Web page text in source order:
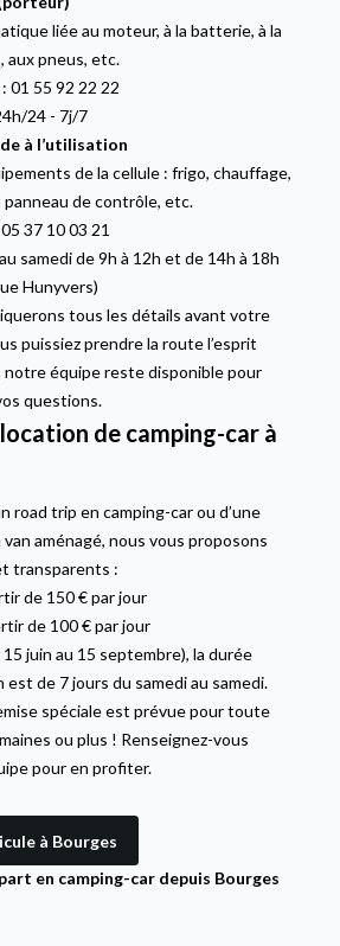
liée au moteur, à la batterie, à la
aux pneus, etc.
01 55 92 22 22
24 - 7j/7
à l’utilisation
de la cellule : frigo, chauffage,
de contrôle, etc.
37 10 03 21
samedi de 9h à 12h et de 14h à 18h
Hunyvers)
tous les détails avant votre
puissiez prendre la route l’esprit
notre équipe reste disponible pour
questions.
de camping-car à
road trip en camping-car ou d’une
aménagé, nous vous proposons
transparents :
de 150 € par jour
de 100 € par jour
juin au 15 septembre), la durée
est de 7 jours du samedi au samedi.
spéciale est prévue pour toute
ou plus ! Renseignez-vous
pour en profiter.
à Bourges
en camping-car depuis Bourges